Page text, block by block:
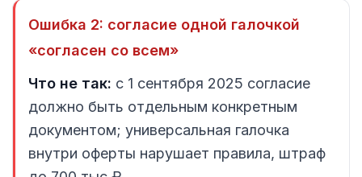
Ошибка 2: согласие одной галочкой
«согласен со всем»
Что не так: с 1 сентября 2025 согласие
должно быть отдельным конкретным
документом; универсальная галочка
внутри оферты нарушает правила, штраф